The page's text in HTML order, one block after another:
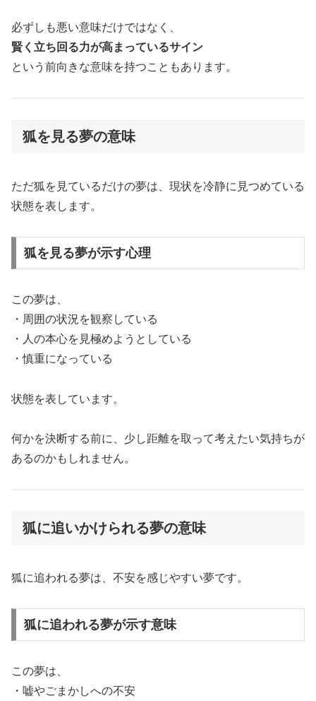
必ずしも悪い意味だけではなく、
賢く立ち回る力が高まっているサイン
という前向きな意味を持つこともあります。
狐を見る夢の意味
ただ狐を見ているだけの夢は、現状を冷静に見つめている
状態を表します。
狐を見る夢が示す心理
この夢は、
・周囲の状況を観察している
・人の本心を見極めようとしている
・慎重になっている
状態を表しています。
何かを決断する前に、少し距離を取って考えたい気持ちが
あるのかもしれません。
狐に追いかけられる夢の意味
狐に追われる夢は、不安を感じやすい夢です。
狐に追われる夢が示す意味
この夢は、
・嘘やごまかしへの不安